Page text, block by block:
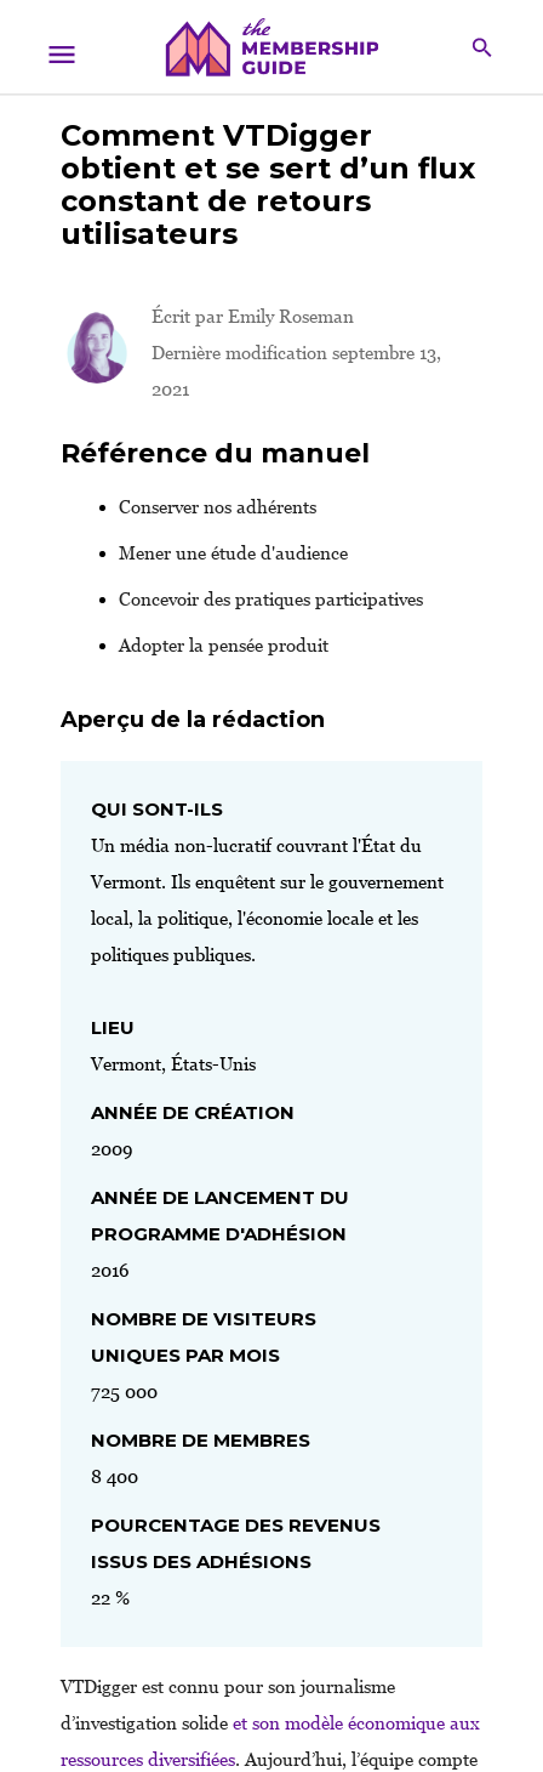
Comment VTDigger
obtient et se sert d’un flux
constant de retours
utilisateurs
Écrit par Emily Roseman
Dernière modification septembre 13,
2021
Référence du manuel
Conserver nos adhérents
Mener une étude d'audience
Concevoir des pratiques participatives
Adopter la pensée produit
Aperçu de la rédaction
QUI SONT-ILS
Un média non-lucratif couvrant l'État du
Vermont. Ils enquêtent sur le gouvernement
local, la politique, l'économie locale et les
politiques publiques.
LIEU
Vermont, États-Unis
ANNÉE DE CRÉATION
2009
ANNÉE DE LANCEMENT DU
PROGRAMME D'ADHÉSION
2016
NOMBRE DE VISITEURS
UNIQUES PAR MOIS
725 000
NOMBRE DE MEMBRES
8 400
POURCENTAGE DES REVENUS
ISSUS DES ADHÉSIONS
22 %
VTDigger est connu pour son journalisme
d’investigation solide et son modèle économique aux
ressources diversifiées. Aujourd’hui, l’équipe compte